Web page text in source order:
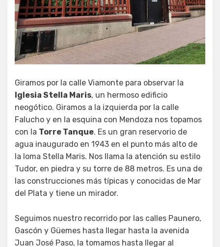
Giramos por la calle Viamonte para observar la
Iglesia Stella Maris, un hermoso edificio
neogótico. Giramos a la izquierda por la calle
Falucho y en la esquina con Mendoza nos topamos
con la Torre Tanque. Es un gran reservorio de
agua inaugurado en 1943 en el punto más alto de
la loma Stella Maris. Nos llama la atención su estilo
Tudor, en piedra y su torre de 88 metros. Es una de
las construcciones más típicas y conocidas de Mar
del Plata y tiene un mirador.
Seguimos nuestro recorrido por las calles Paunero,
Gascón y Güemes hasta llegar hasta la avenida
Juan José Paso, la tomamos hasta llegar al